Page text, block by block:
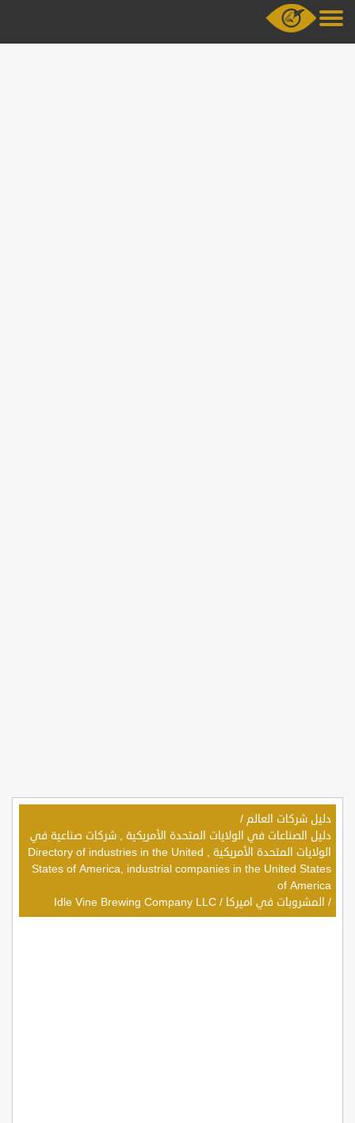
دليل شركات العالم /
دليل الصناعات في الولايات المتحدة الأمريكية , شركات صناعية في
الولايات المتحدة الأمريكية , Directory of industries in the United
States of America, industrial companies in the United States
of America
/ المشروبات في اميركا /
Idle Vine Brewing Company LLC